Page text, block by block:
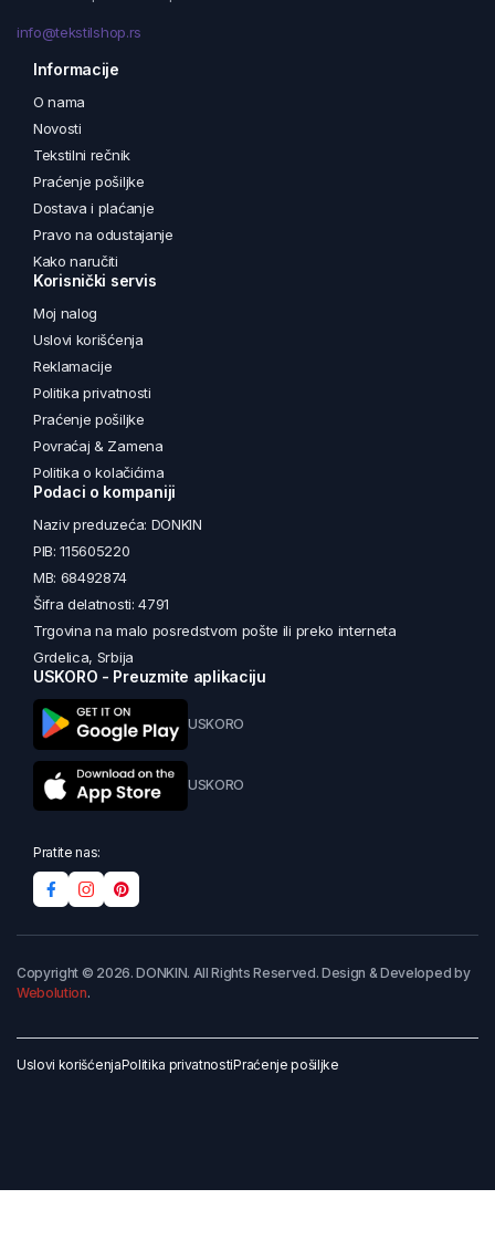
info@tekstilshop.rs
Informacije
O nama
Novosti
Tekstilni rečnik
Praćenje pošiljke
Dostava i plaćanje
Pravo na odustajanje
Kako naručiti
Korisnički servis
Moj nalog
Uslovi korišćenja
Reklamacije
Politika privatnosti
Praćenje pošiljke
Povraćaj & Zamena
Politika o kolačićima
Podaci o kompaniji
Naziv preduzeća: DONKIN
PIB: 115605220
MB: 68492874
Šifra delatnosti: 4791
Trgovina na malo posredstvom pošte ili preko interneta
Grdelica, Srbija
USKORO - Preuzmite aplikaciju
USKORO
USKORO
Pratite nas:
Copyright © 2026. DONKIN. All Rights Reserved. Design & Developed by
Webolution.
Uslovi korišćenjaPolitika privatnostiPraćenje pošiljke